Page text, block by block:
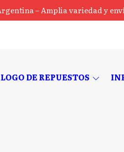
– Amplia variedad y
DE REPUESTOS